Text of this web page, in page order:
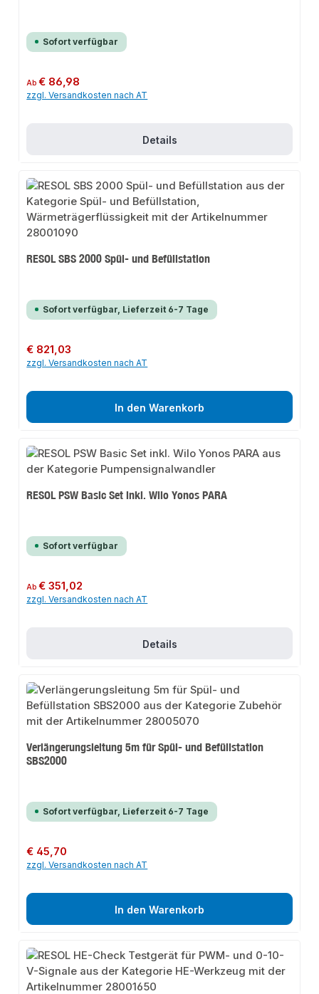
Sofort verfügbar
Regulärer Preis:
Ab€ 86,98
zzgl. Versandkosten nach AT
Details
RESOL SBS 2000 Spül- und Befüllstation
Sofort verfügbar, Lieferzeit 6-7 Tage
Regulärer Preis:
€ 821,03
zzgl. Versandkosten nach AT
In den Warenkorb
RESOL PSW Basic Set inkl. Wilo Yonos PARA
Sofort verfügbar
Regulärer Preis:
Ab€ 351,02
zzgl. Versandkosten nach AT
Details
Verlängerungsleitung 5m für Spül- und Befüllstation
SBS2000
Sofort verfügbar, Lieferzeit 6-7 Tage
Regulärer Preis:
€ 45,70
zzgl. Versandkosten nach AT
In den Warenkorb